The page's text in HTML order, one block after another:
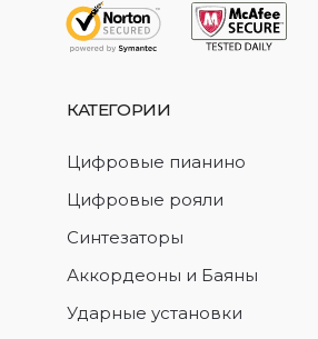
КАТЕГОРИИ
Цифровые пианино
Цифровые рояли
Синтезаторы
Аккордеоны и Баяны
Ударные установки